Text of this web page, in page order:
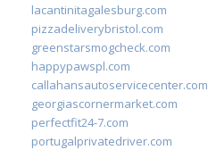
lacantinitagalesburg.com
pizzadeliverybristol.com
greenstarsmogcheck.com
happypawspl.com
callahansautoservicecenter.com
georgiascornermarket.com
perfectfit24-7.com
portugalprivatedriver.com